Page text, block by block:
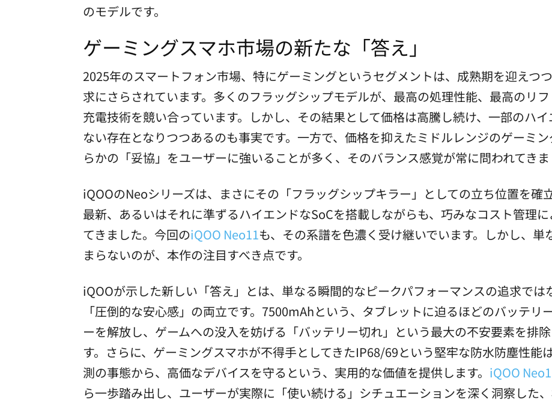
のモデルです。
ゲーミングスマホ市場の新たな「答え」
2025年のスマートフォン市場、特にゲーミングというセグメントは、成熟期を迎えつ
求にさらされています。多くのフラッグシップモデルが、最高の処理性能、最高のリ
充電技術を競い合っています。しかし、その結果として価格は高騰し続け、一部のハ
ない存在となりつつあるのも事実です。一方で、価格を抑えたミドルレンジのゲーミ
らかの「妥協」をユーザーに強いることが多く、そのバランス感覚が常に問われてきま
iQOOのNeoシリーズは、まさにその「フラッグシップキラー」としての立ち位置を確
最新、あるいはそれに準ずるハイエンドなSoCを搭載しながらも、巧みなコスト管理
てきました。今回のiQOO Neo11も、その系譜を色濃く受け継いでいます。しかし、
まらないのが、本作の注目すべき点です。
iQOOが示した新しい「答え」とは、単なる瞬間的なピークパフォーマンスの追求では
「圧倒的な安心感」の両立です。7500mAhという、タブレットに迫るほどのバッテリ
ーを解放し、ゲームへの没入を妨げる「バッテリー切れ」という最大の不安要素を排
す。さらに、ゲーミングスマホが不得手としてきたIP68/69という堅牢な防水防塵性能
測の事態から、高価なデバイスを守るという、実用的な価値を提供します。 iQOO
ら一歩踏み出し、ユーザーが実際に「使い続ける」シチュエーションを深く洞察した